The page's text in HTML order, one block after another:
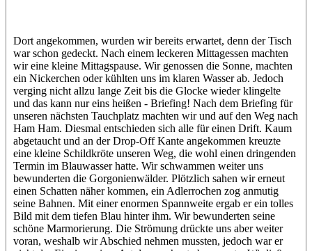
Dort angekommen, wurden wir bereits erwartet, denn der Tisch
war schon gedeckt. Nach einem leckeren Mittagessen machten
wir eine kleine Mittagspause. Wir genossen die Sonne, machten
ein Nickerchen oder kühlten uns im klaren Wasser ab. Jedoch
verging nicht allzu lange Zeit bis die Glocke wieder klingelte
und das kann nur eins heißen - Briefing! Nach dem Briefing für
unseren nächsten Tauchplatz machten wir und auf den Weg nach
Ham Ham. Diesmal entschieden sich alle für einen Drift. Kaum
abgetaucht und an der Drop-Off Kante angekommen kreuzte
eine kleine Schildkröte unseren Weg, die wohl einen dringenden
Termin im Blauwasser hatte. Wir schwammen weiter uns
bewunderten die Gorgonienwälder. Plötzlich sahen wir erneut
einen Schatten näher kommen, ein Adlerrochen zog anmutig
seine Bahnen. Mit einer enormen Spannweite ergab er ein tolles
Bild mit dem tiefen Blau hinter ihm. Wir bewunderten seine
schöne Marmorierung. Die Strömung drückte uns aber weiter
voran, weshalb wir Abschied nehmen mussten, jedoch war er